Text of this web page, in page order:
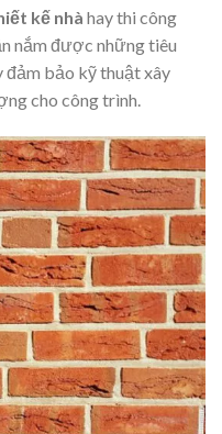
kế nhà hay thi công
nắm được những tiêu
đảm bảo kỹ thuật xây
cho công trình.